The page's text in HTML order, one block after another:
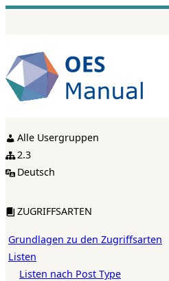
Zum
springen
Alle Usergruppen
2.3
Deutsch
ZUGRIFFSARTEN
Grundlagen zu den Zugriffsarten
Listen
Listen nach Post Type